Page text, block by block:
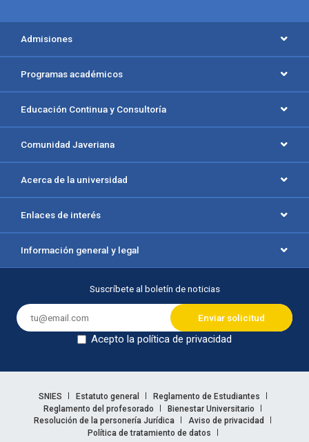
Menú principal del footer
Admisiones
Programas académicos
Educación Continua y Consultoría
Comunidad Javeriana
Acerca de la universidad
Enlaces de interés
Información general y legal
Suscríbete al boletín de noticias
Acepto la política de privacidad
Enlaces legales
SNIES Estatuto general
Reglamento de Estudiantes
Reglamento del profesorado
Bienestar Universitario
Resolución de la personería Jurídica
Aviso de privacidad
Política de tratamiento de datos